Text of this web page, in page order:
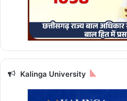
Kalinga University